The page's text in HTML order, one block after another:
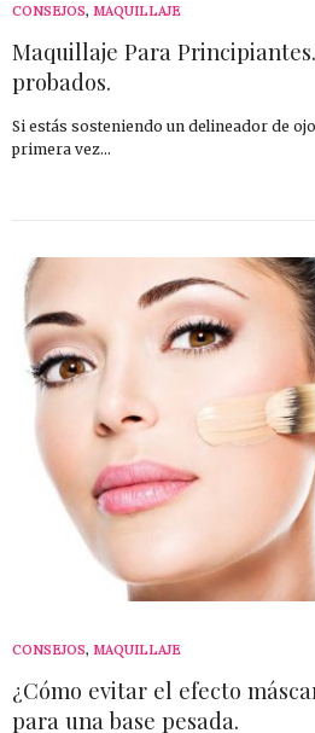
CONSEJOS, MAQUILLAJE
Maquillaje Para
probados.
Si estás sosteniendo un delineador de
primera vez…
CONSEJOS, MAQUILLAJE
¿Cómo evitar el efecto
para una base pesada.